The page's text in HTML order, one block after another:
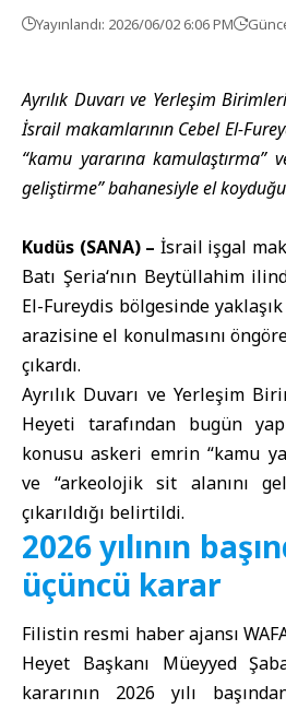
Yayınlandı: 2026/06/02 6:06 PM
Ayrılık Duvarı ve Yerleşim
İsrail makamlarının Cebel El-
“kamu yararına kamulaştırma”
geliştirme” bahanesiyle el
Kudüs (SANA) – İsrail işgal
Batı Şeria‘nın Beytüllahim
El-Fureydis bölgesinde
arazisine el konulmasını
çıkardı.
Ayrılık Duvarı ve Yerleşim
Heyeti tarafından bugün
konusu askeri emrin “kamu
ve “arkeolojik sit alanını
çıkarıldığı belirtildi.
2026 yılının
üçüncü karar
Filistin resmi haber ajansı
Heyet Başkanı Müeyyed
kararının 2026 yılı